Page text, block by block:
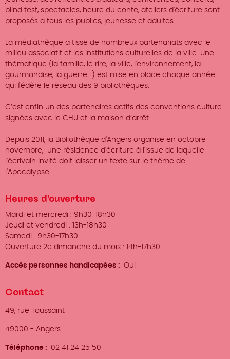
blind test, spectacles, heure du conte, ateliers d'écriture sont
proposés à tous les publics, jeunesse et adultes.
La médiathèque a tissé de nombreux partenariats avec le
milieu associatif et les institutions culturelles de la ville. Une
thématique (la famille, le rire, la ville, l'environnement, la
gourmandise, la guerre...) est mise en place chaque année
qui fédère le réseau des 9 bibliothèques.
C’est enfin un des partenaires actifs des conventions culture
signées avec le CHU et la maison d’arrêt.
Depuis 2011, la Bibliothèque d'Angers organise en octobre-
novembre, une résidence d'écriture à l'issue de laquelle
l'écrivain invité doit laisser un texte sur le thème de
l'Apocalypse.
Heures d'ouverture
Mardi et mercredi : 9h30-18h30
Jeudi et vendredi : 13h-18h30
Samedi : 9h30-17h30
Ouverture 2e dimanche du mois : 14h-17h30
Accès personnes handicapées Oui
Contact
Adresse
49, rue Toussaint
Ville
49000 - Angers
Téléphone 02 41 24 25 50